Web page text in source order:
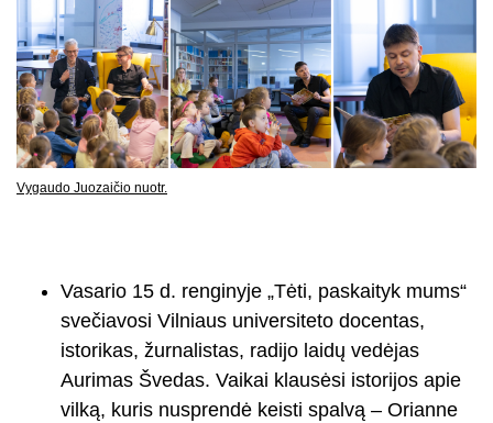
Vygaudo Juozaičio nuotr.
Vasario 15 d. renginyje „Tėti, paskaityk mums“
svečiavosi Vilniaus universiteto docentas,
istorikas, žurnalistas, radijo laidų vedėjas
Aurimas Švedas. Vaikai klausėsi istorijos apie
vilką, kuris nusprendė keisti spalvą – Orianne